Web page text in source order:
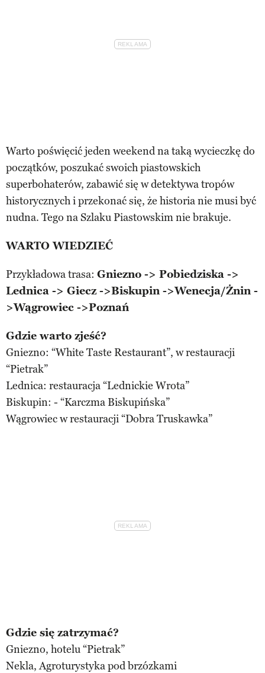
Warto poświęcić jeden weekend na taką wycieczkę do
początków, poszukać swoich piastowskich
superbohaterów, zabawić się w detektywa tropów
historycznych i przekonać się, że historia nie musi być
nudna. Tego na Szlaku Piastowskim nie brakuje.
WARTO WIEDZIEĆ
Przykładowa trasa: Gniezno -> Pobiedziska ->
Lednica -> Giecz ->Biskupin ->Wenecja/Żnin -
>Wągrowiec ->Poznań
Gdzie warto zjeść?
Gniezno: “White Taste Restaurant”, w restauracji
“Pietrak”
Lednica: restauracja “Lednickie Wrota”
Biskupin: - “Karczma Biskupińska”
Wągrowiec w restauracji “Dobra Truskawka”
Gdzie się zatrzymać?
Gniezno, hotelu “Pietrak”
Nekla, Agroturystyka pod brzózkami